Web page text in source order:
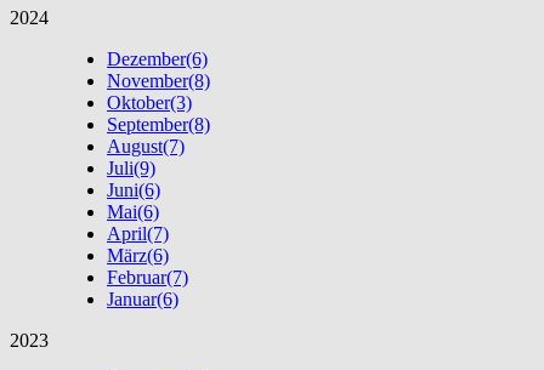
2024
Dezember(6)
November(8)
Oktober(3)
September(8)
August(7)
Juli(9)
Juni(6)
Mai(6)
April(7)
März(6)
Februar(7)
Januar(6)
2023